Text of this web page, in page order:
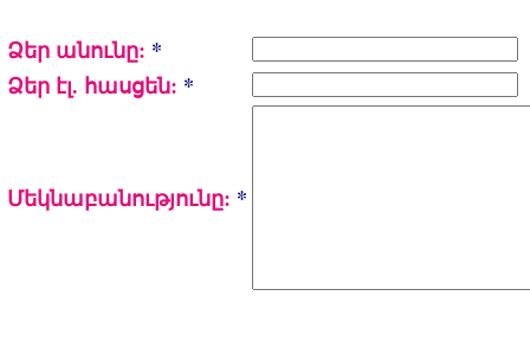
Ձեր անունը: *
Ձեր էլ. հասցեն: *
Մեկնաբանությունը: *